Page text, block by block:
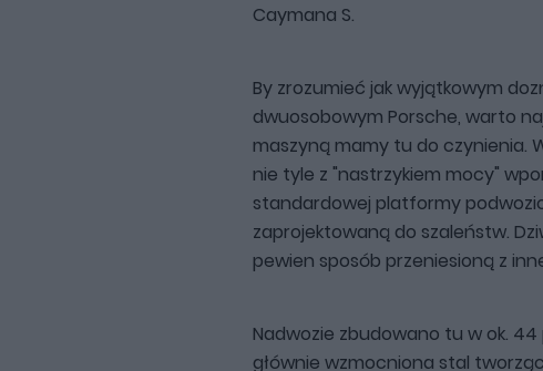
Caymana S.
By zrozumieć jak wyjątkowym
dwuosobowym Porsche, warto
maszyną mamy tu do czynienia.
nie tyle z "nastrzykiem mocy"
standardowej platformy
zaprojektowaną do szaleństw.
pewien sposób przeniesioną z
Nadwozie zbudowano tu w ok.
głównie wzmocniona stal